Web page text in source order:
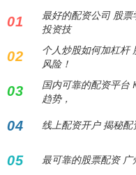
01
最好的配资公司 股
投资技
02
个人炒股如何加杠杆
风险！
03
国内可靠的配资平台
趋势，
04 线上配资开户 揭秘
05 最可靠的股票配资 广